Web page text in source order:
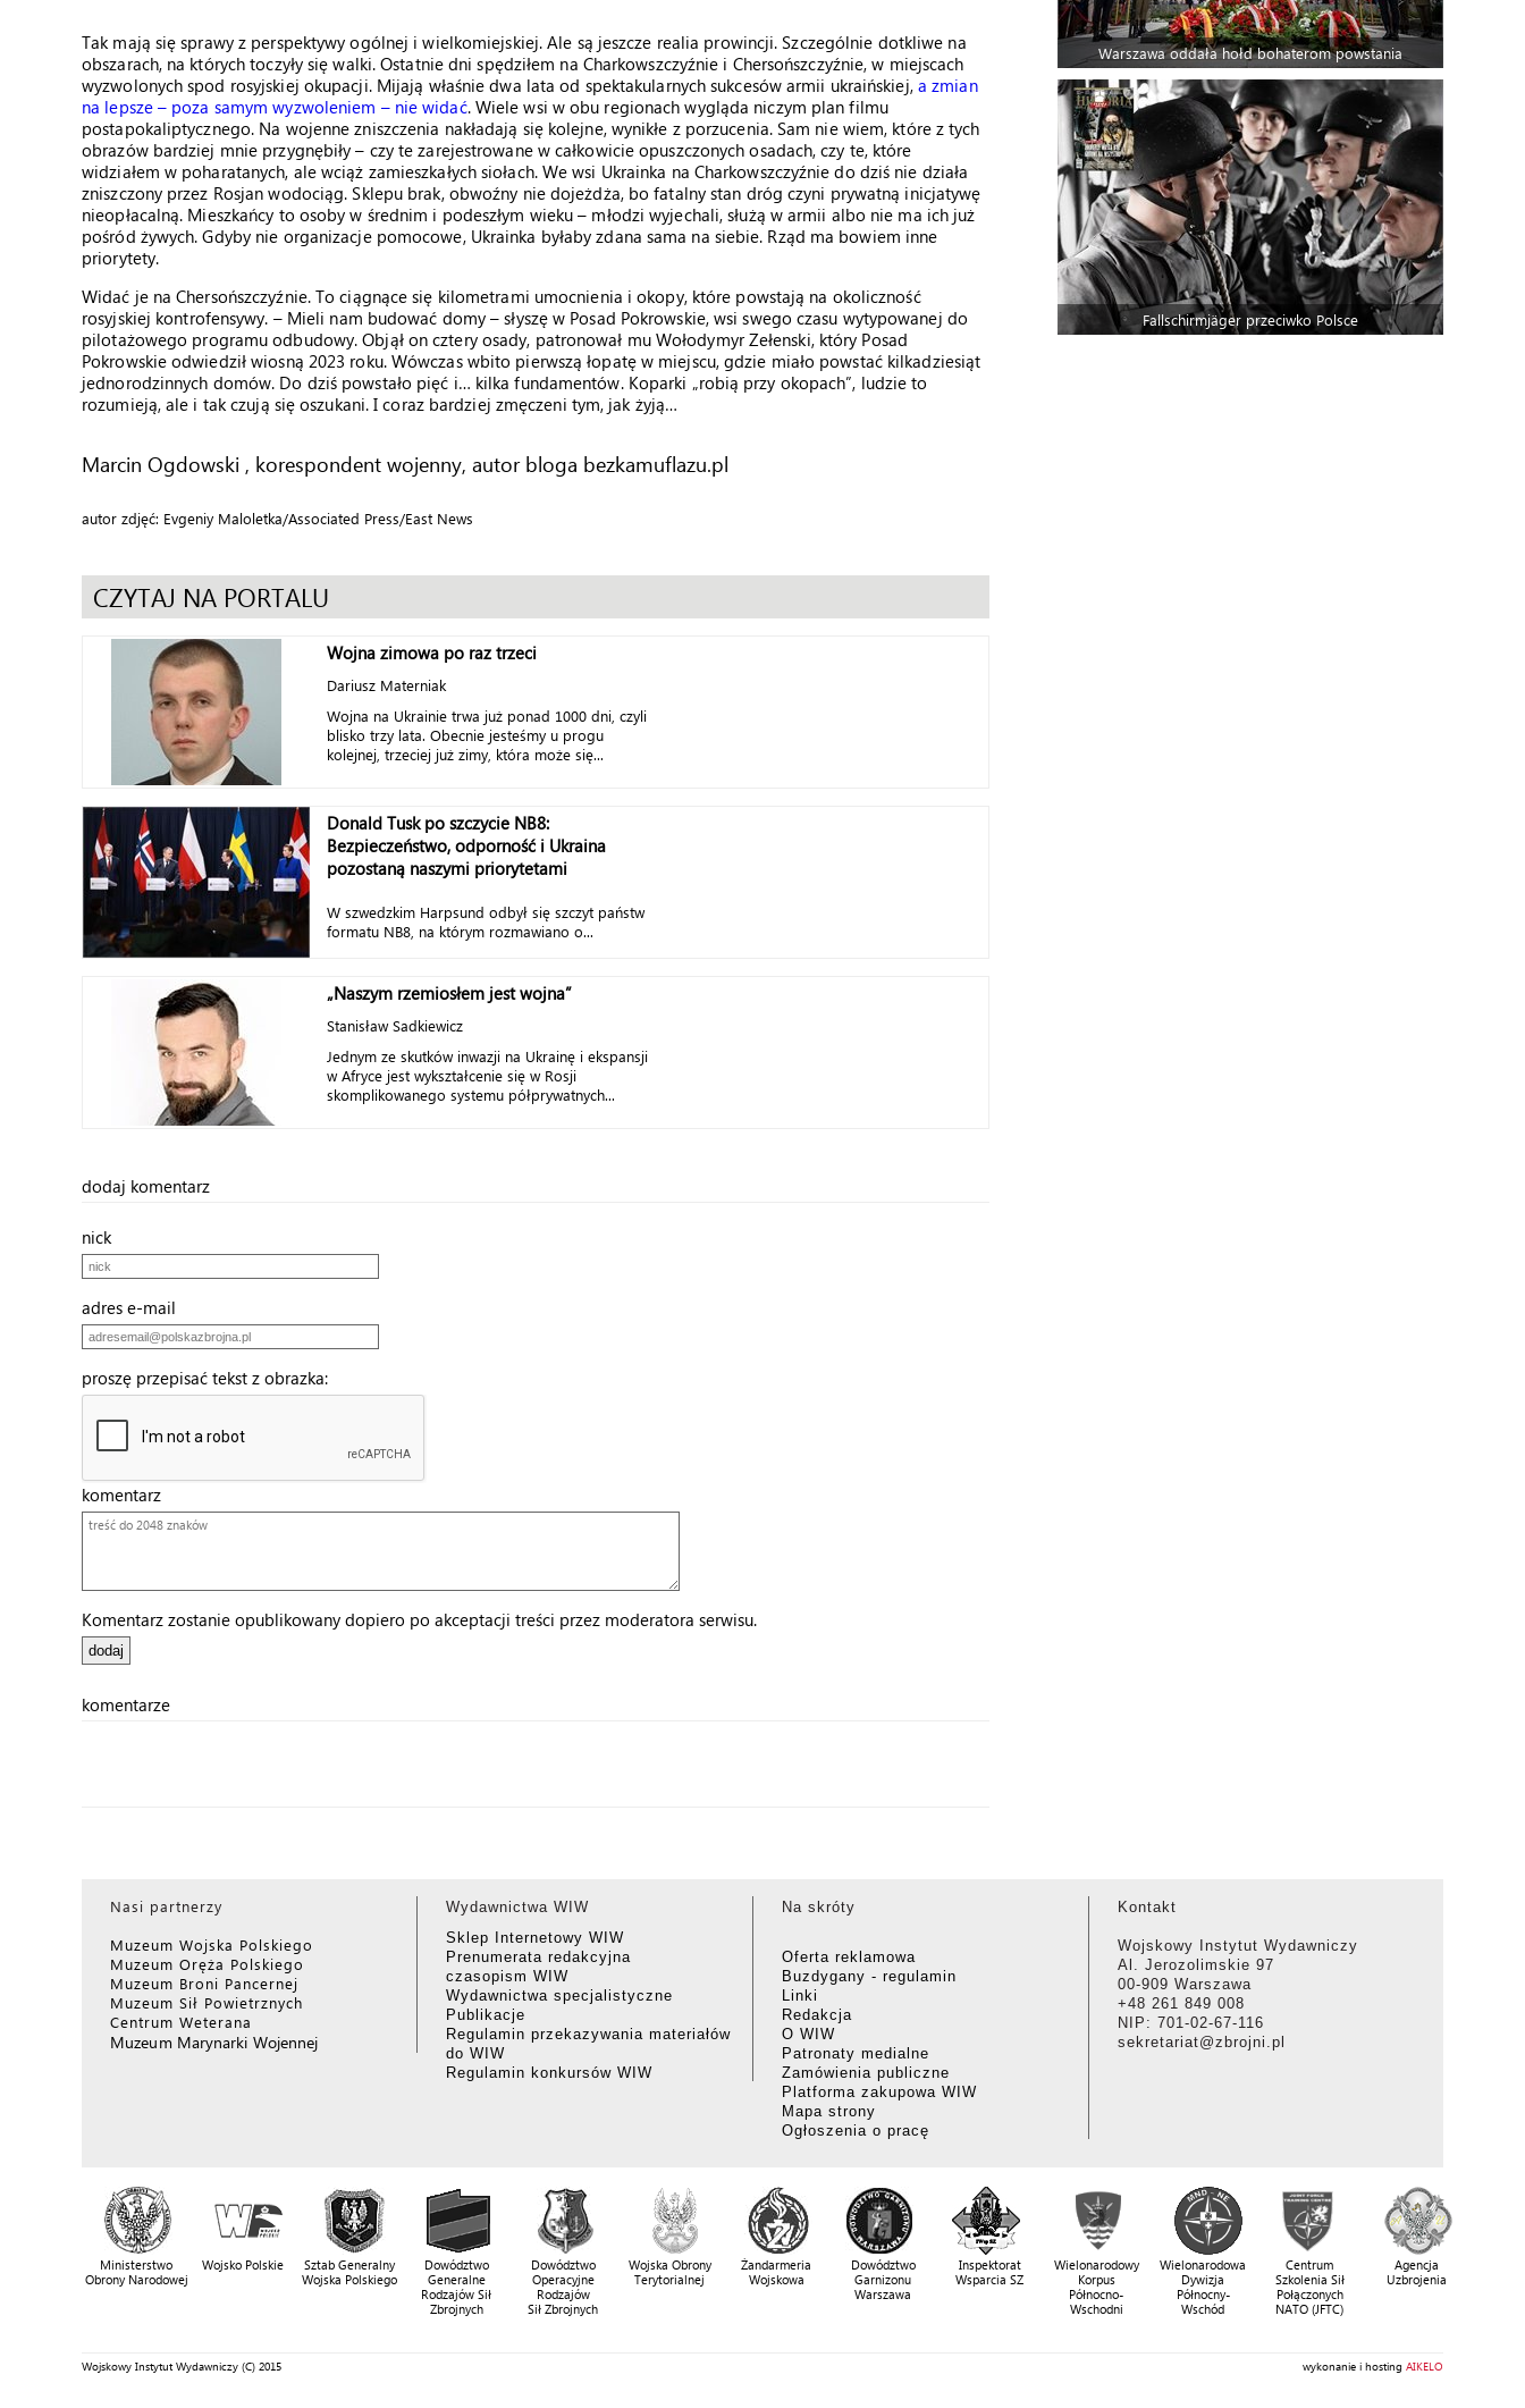
Tak mają się sprawy z perspektywy ogólnej i wielkomiejskiej. Ale są jeszcze realia prowincji. Szczególnie dotkliwe na
obszarach, na których toczyły się walki. Ostatnie dni spędziłem na Charkowszczyźnie i Chersońszczyźnie, w miejscach
wyzwolonych spod rosyjskiej okupacji. Mijają właśnie dwa lata od spektakularnych sukcesów armii ukraińskiej, a zmian
na lepsze – poza samym wyzwoleniem – nie widać. Wiele wsi w obu regionach wygląda niczym plan filmu
postapokaliptycznego. Na wojenne zniszczenia nakładają się kolejne, wynikłe z porzucenia. Sam nie wiem, które z tych
obrazów bardziej mnie przygnębiły – czy te zarejestrowane w całkowicie opuszczonych osadach, czy te, które
widziałem w poharatanych, ale wciąż zamieszkałych siołach. We wsi Ukrainka na Charkowszczyźnie do dziś nie działa
zniszczony przez Rosjan wodociąg. Sklepu brak, obwoźny nie dojeżdża, bo fatalny stan dróg czyni prywatną inicjatywę
nieopłacalną. Mieszkańcy to osoby w średnim i podeszłym wieku – młodzi wyjechali, służą w armii albo nie ma ich już
pośród żywych. Gdyby nie organizacje pomocowe, Ukrainka byłaby zdana sama na siebie. Rząd ma bowiem inne
priorytety.
Widać je na Chersońszczyźnie. To ciągnące się kilometrami umocnienia i okopy, które powstają na okoliczność
rosyjskiej kontrofensywy. – Mieli nam budować domy – słyszę w Posad Pokrowskie, wsi swego czasu wytypowanej do
pilotażowego programu odbudowy. Objął on cztery osady, patronował mu Wołodymyr Zełenski, który Posad
Pokrowskie odwiedził wiosną 2023 roku. Wówczas wbito pierwszą łopatę w miejscu, gdzie miało powstać kilkadziesiąt
jednorodzinnych domów. Do dziś powstało pięć i… kilka fundamentów. Koparki „robią przy okopach”, ludzie to
rozumieją, ale i tak czują się oszukani. I coraz bardziej zmęczeni tym, jak żyją…
Marcin Ogdowski , korespondent wojenny, autor bloga bezkamuflazu.pl
autor zdjęć: Evgeniy Maloletka/Associated Press/East News
CZYTAJ NA PORTALU
Wojna zimowa po raz trzeci
Dariusz Materniak
Wojna na Ukrainie trwa już ponad 1000 dni, czyli
blisko trzy lata. Obecnie jesteśmy u progu
kolejnej, trzeciej już zimy, która może się...
Donald Tusk po szczycie NB8:
Bezpieczeństwo, odporność i Ukraina
pozostaną naszymi priorytetami
W szwedzkim Harpsund odbył się szczyt państw
formatu NB8, na którym rozmawiano o...
„Naszym rzemiosłem jest wojna”
Stanisław Sadkiewicz
Jednym ze skutków inwazji na Ukrainę i ekspansji
w Afryce jest wykształcenie się w Rosji
skomplikowanego systemu półprywatnych...
dodaj komentarz
nick
adres e-mail
proszę przepisać tekst z obrazka:
komentarz
Komentarz zostanie opublikowany dopiero po akceptacji treści przez moderatora serwisu.
komentarze
Warszawa oddała hołd bohaterom powstania
Fallschirmjäger przeciwko Polsce
Nasi partnerzy
Muzeum Wojska Polskiego
Muzeum Oręża Polskiego
Muzeum Broni Pancernej
Muzeum Sił Powietrznych
Centrum Weterana
Muzeum Marynarki Wojennej
Wydawnictwa WIW
Sklep Internetowy WIW
Prenumerata redakcyjna
czasopism WIW
Wydawnictwa specjalistyczne
Publikacje
Regulamin przekazywania materiałów
do WIW
Regulamin konkursów WIW
Na skróty
Oferta reklamowa
Buzdygany - regulamin
Linki
Redakcja
O WIW
Patronaty medialne
Zamówienia publiczne
Platforma zakupowa WIW
Mapa strony
Ogłoszenia o pracę
Kontakt
Wojskowy Instytut Wydawniczy
Al. Jerozolimskie 97
00-909 Warszawa
+48 261 849 008
NIP: 701-02-67-116
sekretariat@zbrojni.pl
Ministerstwo
Obrony Narodowej
Wojsko Polskie
Sztab Generalny
Wojska Polskiego
Dowództwo
Generalne
Rodzajów Sił
Zbrojnych
Dowództwo
Operacyjne
Rodzajów
Sił Zbrojnych
Wojska Obrony
Terytorialnej
Żandarmeria
Wojskowa
Dowództwo
Garnizonu
Warszawa
Inspektorat
Wsparcia SZ
Wielonarodowy
Korpus
Północno-
Wschodni
Wielonarodowa
Dywizja
Północny-
Wschód
Centrum
Szkolenia Sił
Połączonych
NATO (JFTC)
Agencja
Uzbrojenia
Wojskowy Instytut Wydawniczy (C) 2015 wykonanie i hosting AIKELO